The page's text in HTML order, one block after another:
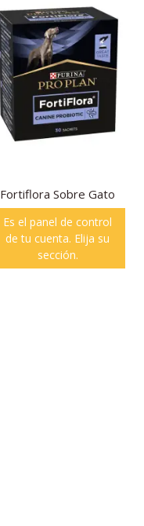
Fortiflora Sobre Gato
Es el panel de control
de tu cuenta. Elija su
sección.